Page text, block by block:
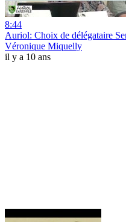
8:44
Auriol: Choix de délégataire
Véronique Miquelly
il y a 10 ans